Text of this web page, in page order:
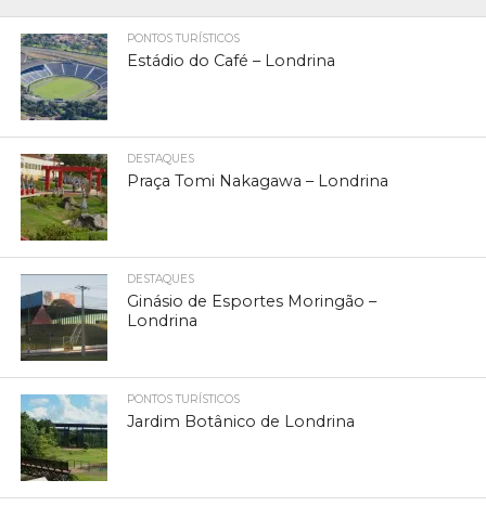
PONTOS TURÍSTICOS
Estádio do Café – Londrina
DESTAQUES
Praça Tomi Nakagawa – Londrina
DESTAQUES
Ginásio de Esportes Moringão –
Londrina
PONTOS TURÍSTICOS
Jardim Botânico de Londrina